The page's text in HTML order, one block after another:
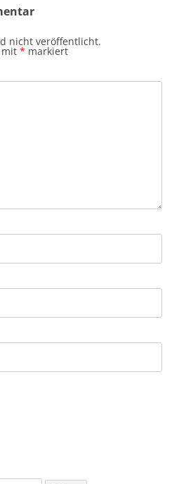
nicht veröffentlicht.
mit * markiert